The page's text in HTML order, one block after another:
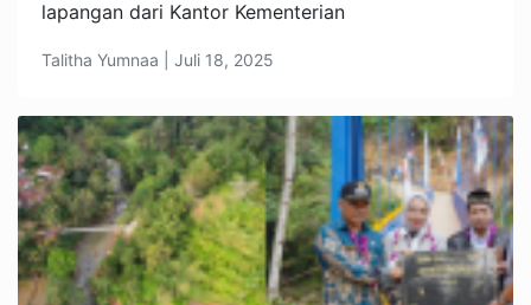
lapangan dari Kantor Kementerian
Talitha Yumnaa | Juli 18, 2025